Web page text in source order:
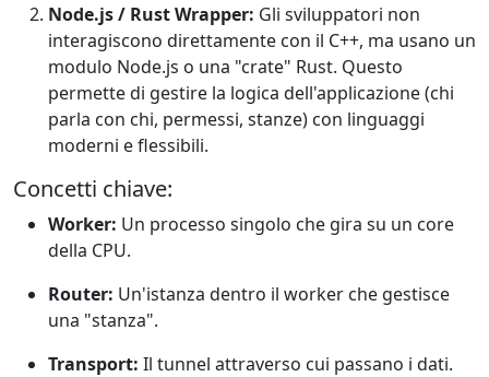
Node.js / Rust Wrapper: Gli sviluppatori non
interagiscono direttamente con il C++, ma usano un
modulo Node.js o una "crate" Rust. Questo
permette di gestire la logica dell'applicazione (chi
parla con chi, permessi, stanze) con linguaggi
moderni e flessibili.
Concetti chiave:
Worker: Un processo singolo che gira su un core
della CPU.
Router: Un'istanza dentro il worker che gestisce
una "stanza".
Transport: Il tunnel attraverso cui passano i dati.